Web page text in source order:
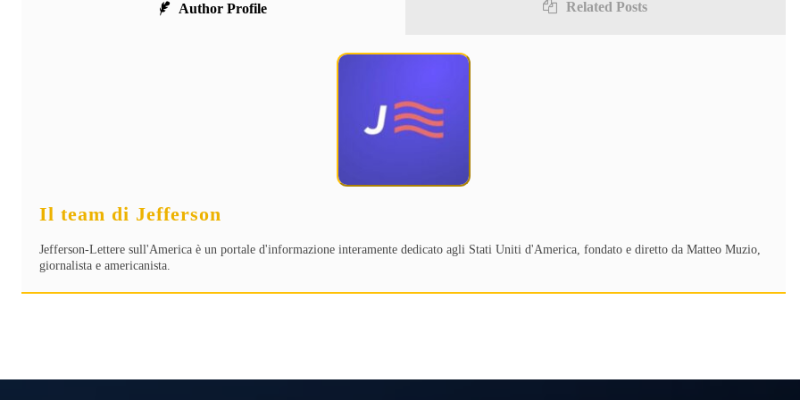
Author Profile Related Posts
Il team di Jefferson
Jefferson-Lettere sull'America è un portale d'informazione interamente dedicato agli Stati Uniti d'America, fondato e diretto da Matteo Muzio,
giornalista e americanista.